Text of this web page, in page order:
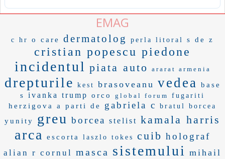
EMAG
c hr o care dermatolog perla litoral s de z
cristian popescu piedone
incidentul piata auto ararat armenia
drepturile kest brasoveanu vedea
base
s
ivanka trump orco global forum fugariti
herzigova a parti de gabriela c bratul borcea
yunity greu borcea stelist kamala harris
arca escorta laszlo tokes cuib holograf
alian r cornul masca sistemului mihail